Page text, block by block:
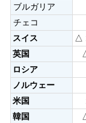
ブルガリア
チェコ
スイス
△
英国
ロシア
ノルウェー
米国
韓国